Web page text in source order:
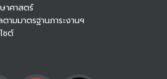
าศาสตร์
ามมาตรฐานภาระงานฯ
ซต์